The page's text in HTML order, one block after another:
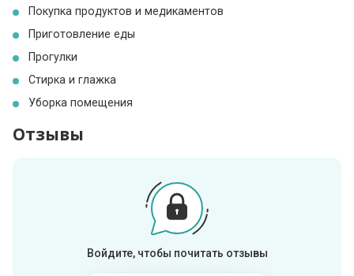
Покупка продуктов и медикаментов
Приготовление еды
Прогулки
Стирка и глажка
Уборка помещения
Отзывы
Войдите, чтобы почитать отзывы